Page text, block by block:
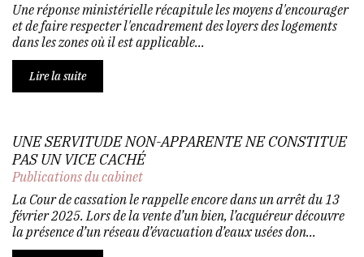
Une réponse ministérielle récapitule les moyens d'encourager
et de faire respecter l'encadrement des loyers des logements
dans les zones où il est applicable...
Lire la suite
UNE SERVITUDE NON-APPARENTE NE CONSTITUE
PAS UN VICE CACHÉ
Publications du cabinet
La Cour de cassation le rappelle encore dans un arrêt du 13
février 2025. Lors de la vente d’un bien, l’acquéreur découvre
la présence d’un réseau d’évacuation d’eaux usées don...